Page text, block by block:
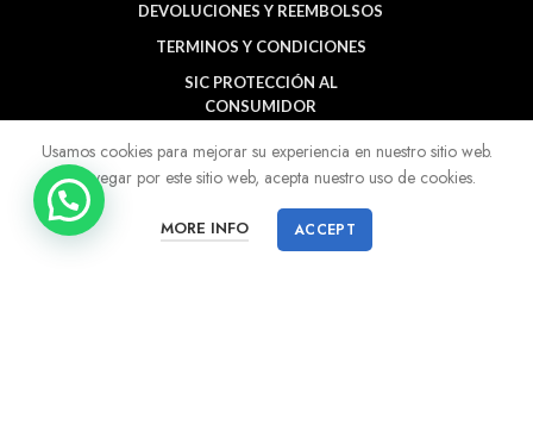
DEVOLUCIONES Y REEMBOLSOS
TERMINOS Y CONDICIONES
SIC PROTECCIÓN AL
CONSUMIDOR
BUCARAMANGA
Usamos cookies para mejorar su experiencia en nuestro sitio web.
Al navegar por este sitio web, acepta nuestro uso de cookies.
MORE INFO ACCEPT